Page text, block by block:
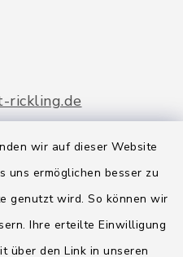
wir auf dieser Website
uns ermöglichen besser zu
genutzt wird. So können wir
Ihre erteilte Einwilligung
über den Link in unseren
rickling.de